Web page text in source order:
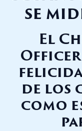
se
El
Officer
de los
como